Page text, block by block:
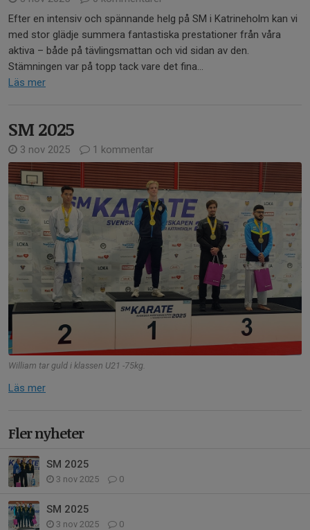
Efter en intensiv och spännande helg på SM i Katrineholm kan vi
med stor glädje summera fantastiska prestationer från våra
aktiva – både på tävlingsmattan och vid sidan av den.
Stämningen var på topp tack vare det fina...
Läs mer
SM 2025
3 nov 2025 1 kommentar
William tar guld i klassen U21 -75kg.
Läs mer
Fler nyheter
SM 2025
3 nov 2025 0
SM 2025
3 nov 2025 0